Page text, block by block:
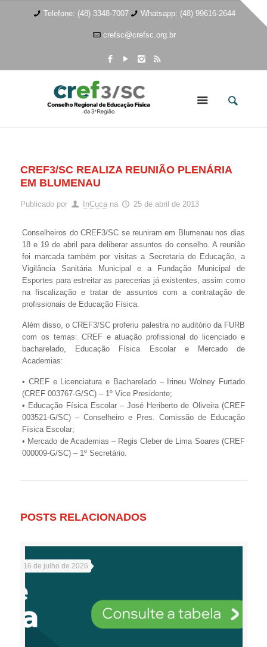
Telefone: (48) 3348-7007 Whatsapp: (48) 99616-2644
crefsc@crefsc.org.br
CREF3/SC REALIZA REUNIÃO PLENÁRIA
EM BLUMENAU
Publicado por InCuca na 25 de abril de 2013
Conselheiros do CREF3/SC se reuniram em Blumenau nos dias
18 e 19 de abril para deliberar assuntos do conselho. A reunião
foi marcada também por visitas a Secretaria de Educação, a
Vigilância Sanitária Municipal e a Fundação Municipal de
Esportes para estreitar as parecerias já existentes, assim como
na fiscalização e tratar de assuntos com a contratação de
profissionais de Educação Física.
Além disso, o CREF3/SC proferiu palestra no auditório da FURB
com os temas: CREF e atuação profissional do licenciado e
bacharelado, Educação Física Escolar e Mercado de
Academias:
• CREF e Licenciatura e Bacharelado – Irineu Wolney Furtado
(CREF 003767-G/SC) – 1º Vice Presidente;
• Educação Física Escolar – José Heriberto de Oliveira (CREF
003521-G/SC) – Conselheiro e Pres. Comissão de Educação
Física Escolar;
• Mercado de Academias – Regis Cleber de Lima Soares (CREF
000009-G/SC) – 1º Secretário.
POSTS RELACIONADOS
16 de julho de 2026